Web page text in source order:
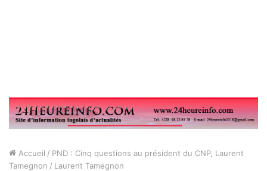
Accueil / PND : Cinq questions au président du CNP, Laurent
Tamegnon / Laurent Tamegnon